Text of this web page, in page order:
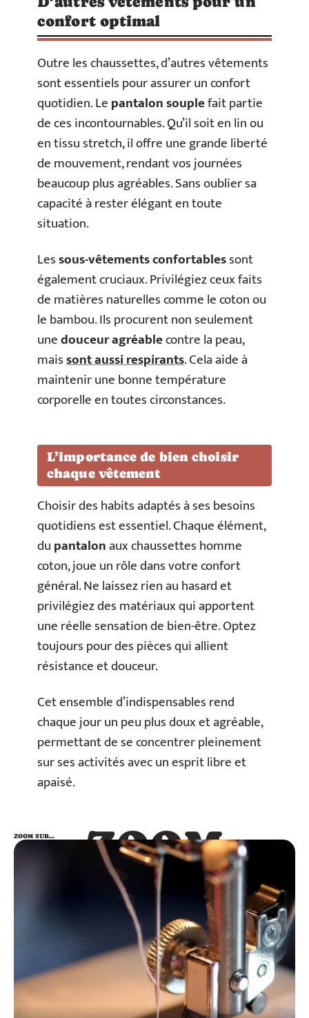
confort optimal
Outre les chaussettes, d’autres vêtements
sont essentiels pour assurer un confort
quotidien. Lepantalon souplefait partie
de ces incontournables. Qu’il soit en lin ou
en tissu stretch, il offre une grande liberté
de mouvement, rendant vos journées
beaucoup plus agréables. Sans oublier sa
capacité à rester élégant en toute
situation.
Lessous-vêtements confortablessont
également cruciaux. Privilégiez ceux faits
de matières naturelles comme le coton ou
le bambou. Ils procurent non seulement
unedouceur agréablecontre la peau,
maissont aussi respirants. Cela aide à
maintenir une bonne température
corporelle en toutes circonstances.
L’importance de bien choisir
chaque vêtement
Choisir des habits adaptés à ses besoins
quotidiens est essentiel. Chaque élément,
dupantalonaux chaussettes homme
coton, joue un rôle dans votre confort
général. Ne laissez rien au hasard et
privilégiez des matériaux qui apportent
une réelle sensation de bien-être. Optez
toujours pour des pièces qui allient
résistance et douceur.
Cet ensemble d’indispensables rend
chaque jour un peu plus doux et agréable,
permettant de se concentrer pleinement
sur ses activités avec un esprit libre et
apaisé.
ZOOM
SUR…
ZOOM SUR…